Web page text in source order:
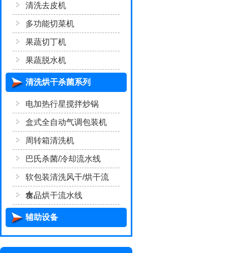
清洗去皮机
多功能切菜机
果蔬切丁机
果蔬脱水机
清洗烘干杀菌系列
电加热行星搅拌炒锅
盒式全自动气调包装机
周转箱清洗机
巴氏杀菌/冷却流水线
软包装清洗风干/烘干流
水..
食品烘干流水线
辅助设备